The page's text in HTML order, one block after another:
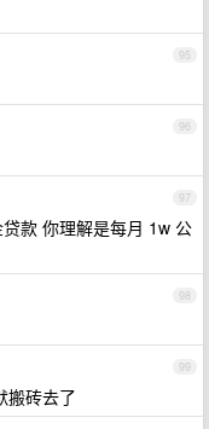
95
96
97
款 你理解是每月 1w 公
98
99
搬砖去了